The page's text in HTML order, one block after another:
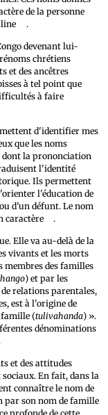
de la personne
.
devenant lui-
chrétiens
et des ancêtres
à tel point que
à faire
d'identifier mes
que les noms
dont la prononciation
l'identité
Ils permettent
l'éducation de
d’un défunt. Le nom
caractère
.
Elle va au-delà de la
vivants et les morts
membres des familles
) et par les
de relations parentales,
est à l'origine de
famille (tulivahanda) ».
dénominations
et des attitudes
En fait, dans la
connaître le nom de
par son nom de famille